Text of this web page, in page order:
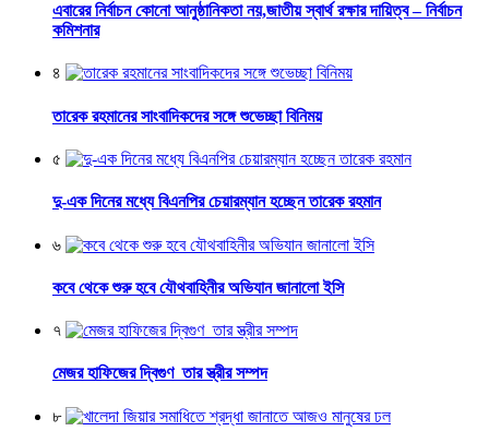
এবারের নির্বাচন কোনো আনুষ্ঠানিকতা নয়,জাতীয় স্বার্থ রক্ষার দায়িত্ব – নির্বাচন
কমিশনার
৪
তারেক রহমানের সাংবাদিকদের সঙ্গে শুভেচ্ছা বিনিময়
৫
দু-এক দিনের মধ্যে বিএনপির চেয়ারম্যান হচ্ছেন তারেক রহমান
৬
কবে থেকে শুরু হবে যৌথবাহিনীর অভিযান জানালো ইসি
৭
মেজর হাফিজের দ্বিগুণ তার স্ত্রীর সম্পদ
৮